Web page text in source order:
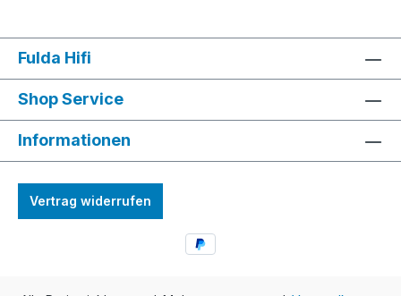
Fulda Hifi
Shop Service
Informationen
Vertrag widerrufen